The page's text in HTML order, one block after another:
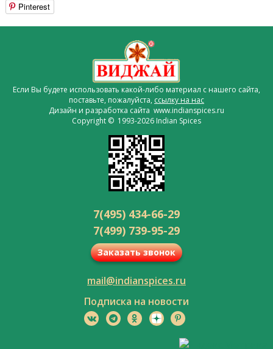
Pinterest
Если Вы будете использовать какой-либо материал с нашего сайта,
поставьте, пожалуйста, ссылку на нас
Дизайн и разработка сайта www.indianspices.ru
Copyright © 1993-2026 Indian Spices
7(495) 434-66-29
7(499) 739-95-29
Заказать звонок
mail@indianspices.ru
Подписка на новости